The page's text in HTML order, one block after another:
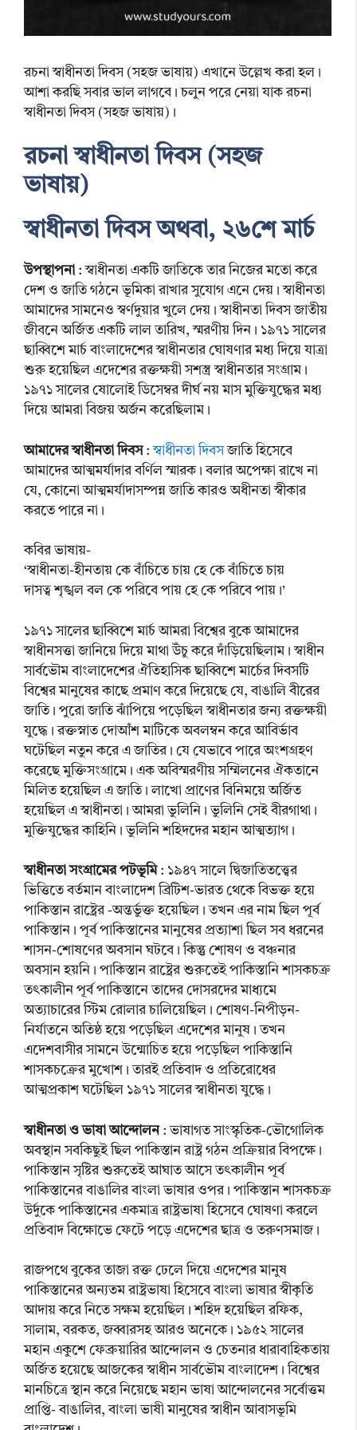
রচনা স্বাধীনতা দিবস (সহজ ভাষায়) এখানে উল্লেখ করা হল।
আশা করছি সবার ভাল লাগবে। চলুন পরে নেয়া যাক রচনা
স্বাধীনতা দিবস (সহজ ভাষায়)।
রচনা স্বাধীনতা দিবস (সহজ
ভাষায়)
স্বাধীনতা দিবস অথবা, ২৬শে মার্চ
উপস্থাপনা : স্বাধীনতা একটি জাতিকে তার নিজের মতো করে
দেশ ও জাতি গঠনে ভূমিকা রাখার সুযোগ এনে দেয়। স্বাধীনতা
আমাদের সামনেও স্বর্ণদুয়ার খুলে দেয়। স্বাধীনতা দিবস জাতীয়
জীবনে অর্জিত একটি লাল তারিখ, স্মরণীয় দিন। ১৯৭১ সালের
ছাব্বিশে মার্চ বাংলাদেশের স্বাধীনতার ঘোষণার মধ্য দিয়ে যাত্রা
শুরু হয়েছিল এদেশের রক্তক্ষয়ী সশস্ত্র স্বাধীনতার সংগ্রাম।
১৯৭১ সালের ষোলোই ডিসেম্বর দীর্ঘ নয় মাস মুক্তিযুদ্ধের মধ্য
দিয়ে আমরা বিজয় অর্জন করেছিলাম।
আমাদের স্বাধীনতা দিবস:স্বাধীনতা দিবসজাতি হিসেবে
আমাদের আত্মমর্যাদার বর্ণিল স্মারক। বলার অপেক্ষা রাখে না
যে, কোনো আত্মমর্যাদাসম্পন্ন জাতি কারও অধীনতা স্বীকার
করতে পারে না।
কবির ভাষায়-
‘স্বাধীনতা-হীনতায় কে বাঁচিতে চায় হে কে বাঁচিতে চায়
দাসত্ব শৃঙ্খল বল কে পরিবে পায় হে কে পরিবে পায়।’
১৯৭১ সালের ছাব্বিশে মার্চ আমরা বিশ্বের বুকে আমাদের
স্বাধীনসত্তা জানিয়ে দিয়ে মাথা উঁচু করে দাঁড়িয়েছিলাম। স্বাধীন
সার্বভৌম বাংলাদেশের ঐতিহাসিক ছাব্বিশে মার্চের দিবসটি
বিশ্বের মানুষের কাছে প্রমাণ করে দিয়েছে যে, বাঙালি বীরের
জাতি। পুরো জাতি ঝাঁপিয়ে পড়েছিল স্বাধীনতার জন্য রক্তক্ষয়ী
যুদ্ধে। রক্তস্নাত দোআঁশ মাটিকে অবলম্বন করে আবির্ভাব
ঘটেছিল নতুন করে এ জাতির। যে যেভাবে পারে অংশগ্রহণ
করেছে মুক্তিসংগ্রামে। এক অবিস্মরণীয় সম্মিলনের ঐকতানে
মিলিত হয়েছিল এ জাতি। লাখো প্রাণের বিনিময়ে অর্জিত
হয়েছিল এ স্বাধীনতা। আমরা ভুলিনি। ভুলিনি সেই বীরগাথা।
মুক্তিযুদ্ধের কাহিনি। ভুলিনি শহিদদের মহান আত্মত্যাগ।
স্বাধীনতা সংগ্রামের পটভূমি: ১৯৪৭ সালে দ্বিজাতিতত্ত্বের
ভিত্তিতে বর্তমান বাংলাদেশ ব্রিটিশ-ভারত থেকে বিভক্ত হয়ে
পাকিস্তান রাষ্ট্রের -অন্তর্ভুক্ত হয়েছিল। তখন এর নাম ছিল পূর্ব
পাকিস্তান। পূর্ব পাকিস্তানের মানুষের প্রত্যাশা ছিল সব ধরনের
শাসন-শোষণের অবসান ঘটবে। কিন্তু শোষণ ও বঞ্চনার
অবসান হয়নি। পাকিস্তান রাষ্ট্রের শুরুতেই পাকিস্তানি শাসকচক্র
তৎকালীন পূর্ব পাকিস্তানে তাদের দোসরদের মাধ্যমে
অত্যাচারের স্টিম রোলার চালিয়েছিল। শোষণ-নিপীড়ন-
নির্যাতনে অতিষ্ঠ হয়ে পড়েছিল এদেশের মানুষ। তখন
এদেশবাসীর সামনে উন্মোচিত হয়ে পড়েছিল পাকিস্তানি
শাসকচক্রের মুখোশ। তারই প্রতিবাদ ও প্রতিরোধের
আত্মপ্রকাশ ঘটেছিল ১৯৭১ সালের স্বাধীনতা যুদ্ধে।
স্বাধীনতা ও ভাষা আন্দোলন: ভাষাগত সাংস্কৃতিক-ভৌগোলিক
অবস্থান সবকিছুই ছিল পাকিস্তান রাষ্ট্র গঠন প্রক্রিয়ার বিপক্ষে।
পাকিস্তান সৃষ্টির শুরুতেই আঘাত আসে তৎকালীন পূর্ব
পাকিস্তানের বাঙালির বাংলা ভাষার ওপর। পাকিস্তান শাসকচক্র
উর্দুকে পাকিস্তানের একমাত্র রাষ্ট্রভাষা হিসেবে ঘোষণা করলে
প্রতিবাদ বিক্ষোভে ফেটে পড়ে এদেশের ছাত্র ও তরুণসমাজ।
রাজপথে বুকের তাজা রক্ত ঢেলে দিয়ে এদেশের মানুষ
পাকিস্তানের অন্যতম রাষ্ট্রভাষা হিসেবে বাংলা ভাষার স্বীকৃতি
আদায় করে নিতে সক্ষম হয়েছিল। শহিদ হয়েছিল রফিক,
সালাম, বরকত, জব্বারসহ আরও অনেকে। ১৯৫২ সালের
মহান একুশে ফেব্রুয়ারির আন্দোলন ও চেতনার ধারাবাহিকতায়
অর্জিত হয়েছে আজকের স্বাধীন সার্বভৌম বাংলাদেশ। বিশ্বের
মানচিত্রে স্থান করে নিয়েছে মহান ভাষা আন্দোলনের সর্বোত্তম
প্রাপ্তি- বাঙালির, বাংলা ভাষী মানুষের স্বাধীন আবাসভূমি